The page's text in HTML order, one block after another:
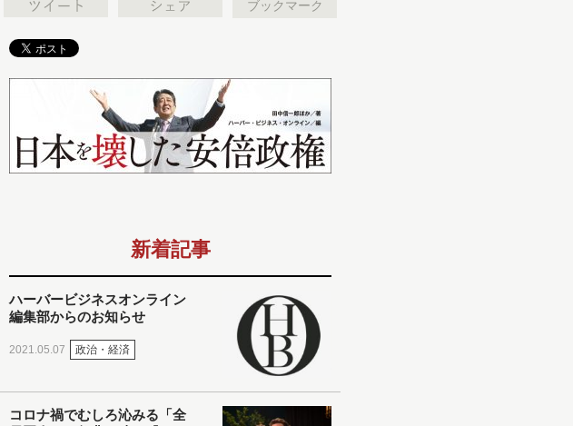
ブックマーク
新着記事
ハーバービジネスオンライン
編集部からのお知らせ
2021.05.07 政治・経済
コロナ禍でむしろ沁みる「全